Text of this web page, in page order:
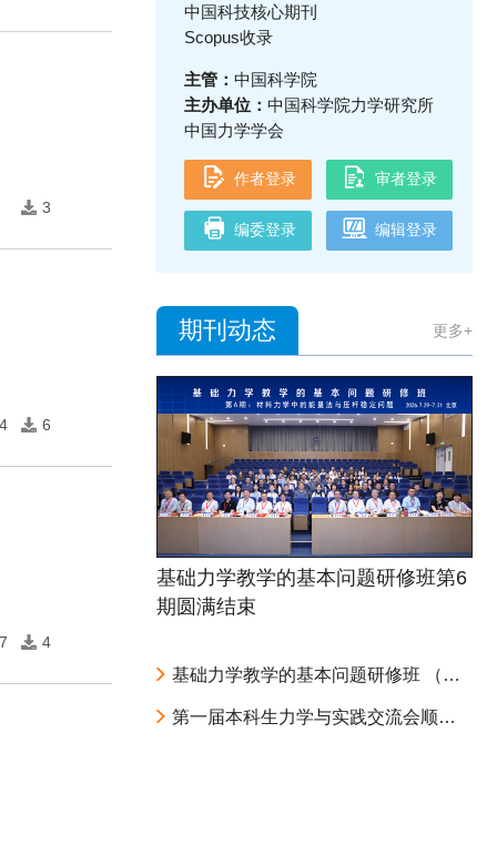
3
6
4
中国科技核心期刊
Scopus收录
主管： 中国科学院
主办单位： 中国科学院力学研究所
中国力学学会
作者登录 审者登录
编委登录 编辑登录
期刊动态 更多+
基础力学教学的基本问题研修班第6
期圆满结束
基础力学教学的基本问题研修班 （第6期：材料力学中的能量法与压杆稳定问题） 第二轮通知
第一届本科生力学与实践交流会顺利召开